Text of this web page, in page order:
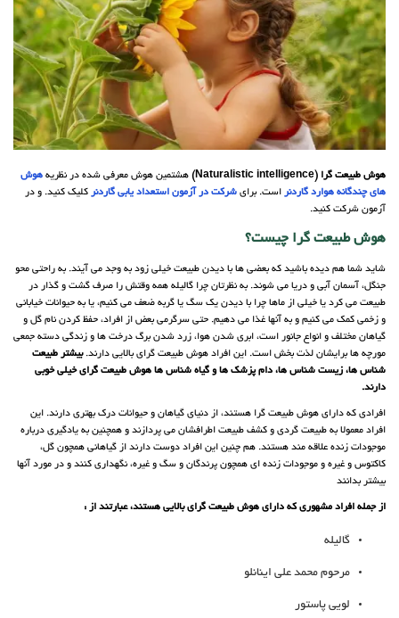
هوش طبیعت گرا (Naturalistic intelligence) هشتمین هوش معرفی شده در نظریه هوش
های چندگانه هوارد گاردنر است. برای شرکت در آزمون استعداد یابی گاردنر کلیک کنید. و در
آزمون شرکت کنید.
هوش طبیعت گرا چیست؟
شاید شما هم دیده باشید که بعضی ها با دیدن طبیعت خیلی زود به وجد می آیند. به راحتی محو
جنگل، آسمان آبی و دریا می شوند. به نظرتان چرا گالیله همه وقتش را صرف گشت و گذار در
طبیعت می کرد یا خیلی از ماها چرا با دیدن یک سگ یا گربه ضعف می کنیم، یا به حیوانات خیابانی
و زخمی کمک می کنیم و به آنها غذا می دهیم. حتی سرگرمی بعض از افراد، حفظ کردن نام گل و
گیاهان مختلف و انواع جانور است، ابری شدن هوا، زرد شدن برگ درخت ها و زندگی دسته جمعی
مورچه ها برایشان لذت بخش است. این افراد هوش طبیعت گرای بالایی دارند. بیشتر طبیعت
شناس ها، زیست شناس ها، دام پزشک ها و گیاه شناس ها هوش طبیعت گرای خیلی خوبی
دارند.
افرادی که دارای هوش طبیعت گرا هستند، از دنیای گیاهان و حیوانات درک بهتری دارند. این
افراد معمولا به طبیعت گردی و کشف طبیعت اطرافشان می پردازند و همچنین به یادگیری درباره
موجودات زنده علاقه مند هستند. هم چنین این افراد دوست دارند از گیاهانی همچون گل،
کاکتوس و غیره و موجودات زنده ای همچون پرندگان و سگ و غیره، نگهداری کنند و در مورد آنها
بیشتر بدانند
از جمله افراد مشهوری که دارای هوش طبیعت گرای بالایی هستند، عبارتند از :
گالیله
مرحوم محمد علی اینانلو
لویی پاستور